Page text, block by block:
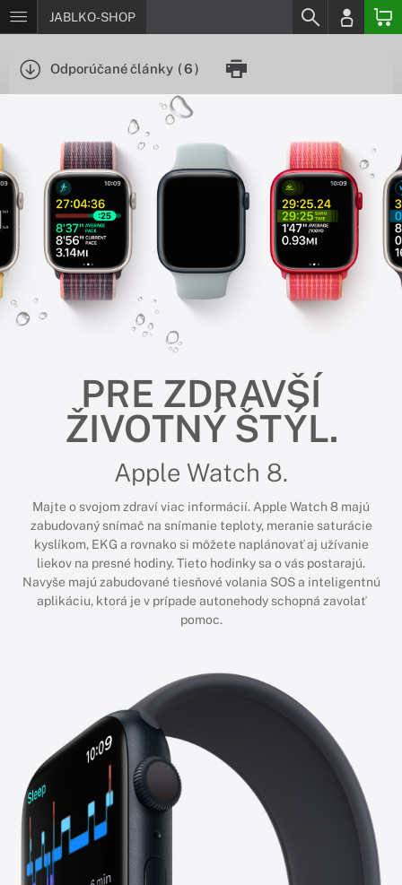
JABLKO-SHOP
Odporúčané články (6)
PRE ZDRAVŠÍ
ŽIVOTNÝ ŠTÝL.
Apple Watch 8.
Majte o svojom zdraví viac informácií. Apple Watch 8 majú
zabudovaný snímač na snímanie teploty, meranie saturácie
kyslíkom, EKG a rovnako si môžete naplánovať aj užívanie
liekov na presné hodiny. Tieto hodinky sa o vás postarajú.
Navyše majú zabudované tiesňové volania SOS a inteligentnú
aplikáciu, ktorá je v prípade autonehody schopná zavolať
pomoc.